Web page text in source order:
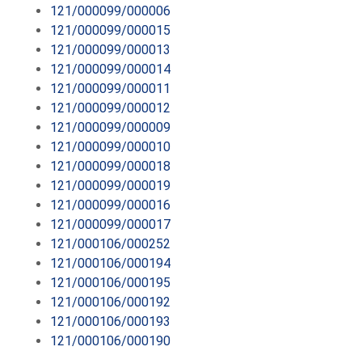
121/000099/000006
121/000099/000015
121/000099/000013
121/000099/000014
121/000099/000011
121/000099/000012
121/000099/000009
121/000099/000010
121/000099/000018
121/000099/000019
121/000099/000016
121/000099/000017
121/000106/000252
121/000106/000194
121/000106/000195
121/000106/000192
121/000106/000193
121/000106/000190